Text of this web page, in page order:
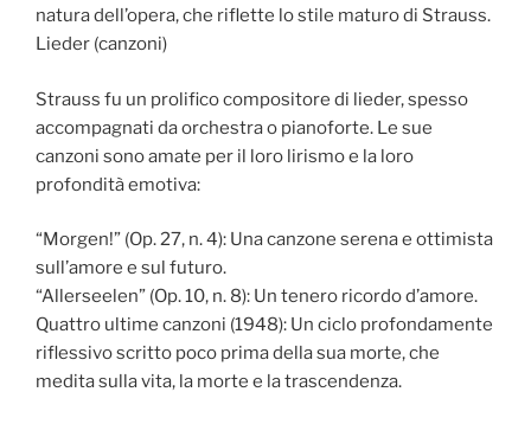
natura dell’opera, che riflette lo stile maturo di Strauss.
Lieder (canzoni)
Strauss fu un prolifico compositore di lieder, spesso
accompagnati da orchestra o pianoforte. Le sue
canzoni sono amate per il loro lirismo e la loro
profondità emotiva:
“Morgen!” (Op. 27, n. 4): Una canzone serena e ottimista
sull’amore e sul futuro.
“Allerseelen” (Op. 10, n. 8): Un tenero ricordo d’amore.
Quattro ultime canzoni (1948): Un ciclo profondamente
riflessivo scritto poco prima della sua morte, che
medita sulla vita, la morte e la trascendenza.